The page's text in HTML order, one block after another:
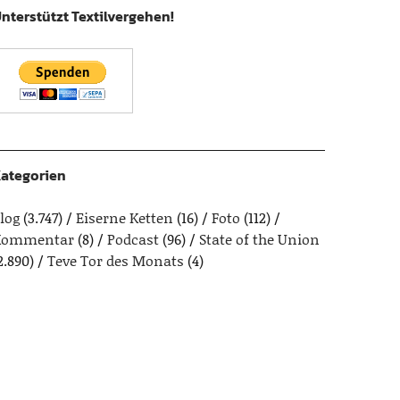
Textilvergehen!
(3.747) Eiserne Ketten (16) Foto (112)
(8) Podcast(96)
State of the Union
Teve Tor des Monats (4)